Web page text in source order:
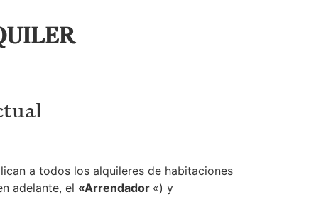
a todos los alquileres de habitaciones
adelante, el «Arrendador «) y